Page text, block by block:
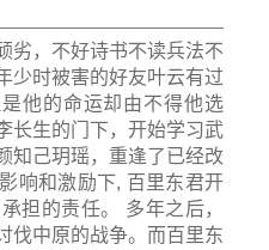
劣，不好诗书不读兵法不
少时被害的好友叶云有过
他的命运却由不得他选
长生的门下，开始学习武
知己玥瑶，重逢了已经改
响和激励下, 百里东君开
担的责任。 多年之后，
伐中原的战争。而百里东